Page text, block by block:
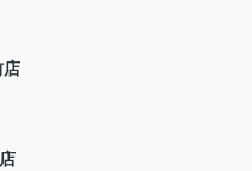
店